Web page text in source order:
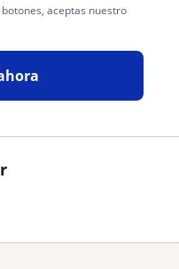
aceptas nuestro